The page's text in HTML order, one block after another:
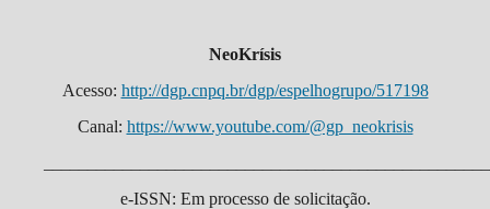
NeoKrísis
Acesso: http://dgp.cnpq.br/dgp/espelhogrupo/517198
Canal: https://www.youtube.com/@gp_neokrisis
e-ISSN: Em processo de solicitação.